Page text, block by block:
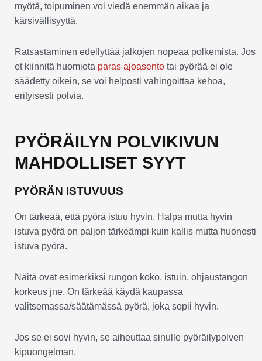
myötä, toipuminen voi viedä enemmän aikaa ja
kärsivällisyyttä.
Ratsastaminen edellyttää jalkojen nopeaa polkemista. Jos
et kiinnitä huomiota paras ajoasento tai pyörää ei ole
säädetty oikein, se voi helposti vahingoittaa kehoa,
erityisesti polvia.
PYÖRÄILYN POLVIKIVUN
MAHDOLLISET SYYT
PYÖRÄN ISTUVUUS
On tärkeää, että pyörä istuu hyvin. Halpa mutta hyvin
istuva pyörä on paljon tärkeämpi kuin kallis mutta huonosti
istuva pyörä.
Näitä ovat esimerkiksi rungon koko, istuin, ohjaustangon
korkeus jne. On tärkeää käydä kaupassa
valitsemassa/säätämässä pyörä, joka sopii hyvin.
Jos se ei sovi hyvin, se aiheuttaa sinulle pyöräilypolven
kipuongelman.